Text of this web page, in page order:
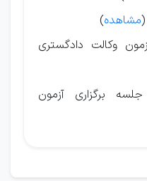
مشاهده)
وکالت دادگستری
برگزاری آزمون‌